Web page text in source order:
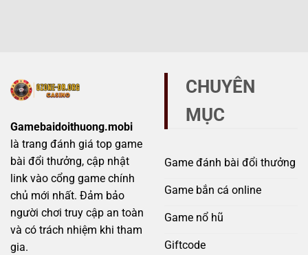
rủi
Gamebaidoithuong.mobi
là trang đánh giá top game
bài đổi thưởng, cập nhật
link vào cổng game chính
chủ mới nhất. Đảm bảo
người chơi truy cập an toàn
và có trách nhiệm khi tham
gia.
CHUYÊN
MỤC
Game đánh bài đổi thưởng
Game bắn cá online
Game nổ hũ
Giftcode